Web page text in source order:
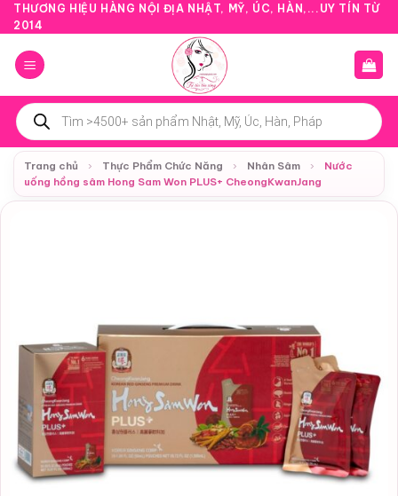
Bỏ
qua
nội
dung
THƯƠNG HIỆU HÀNG NỘI ĐỊA NHẬT, MỸ, ÚC, HÀN,...UY TÍN TỪ
2014
Tìm
kiếm
sản
phẩm
Trang chủ
› Thực Phẩm Chức Năng › Nhân Sâm ›
Nước
uống hồng sâm Hong Sam Won PLUS+ CheongKwanJang